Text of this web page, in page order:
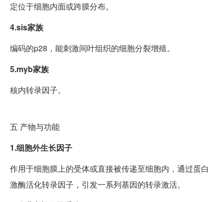
定位于细胞内面或跨膜分布。
4.sis家族
编码的p28，能刺激间叶组织的细胞分裂增殖。
5.myb家族
核内转录因子。
五 产物与功能
1.细胞外生长因子
作用于细胞膜上的受体或直接被传递至细胞内，通过蛋白
激酶活化转录因子，引发一系列基因的转录激活。